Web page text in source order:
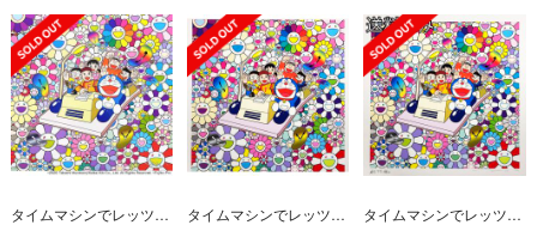
タイムマシンでレッツゴー (ポスター作品) 村上隆 ドラえもん タイムマシンでレッツゴー 版画 村上隆 Zingaro ドラえもん タイムマシンでレッツゴー 村上隆 ドラえもん 版画